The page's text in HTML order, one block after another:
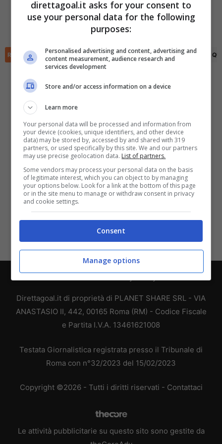
Maksim Glushenkov
(35')
Aleksandr Sobolev (62')
(73')
RIEPILOGO STATISTICHE PRONOSTICI FORMAZIONI CLASSIFICA
Direttagoal.it di proprietà di PLANET SHARE SRL - VIA
ANASTASIO II, 442, 00165 Roma (RM) - Codice Fiscale
e Partita I.V.A. 13461621008
Testata Giornalistica registrata presso il Tribunale di
Roma con n°32/2023 del 15/02/2023
Copyright ©2026 - Tutti i diritti riservati - Contattaci
Le attività pubblicitarie su questo sito sono gestite da
✕
Scarica DirettaGoal!
Scarica su Google Play
direttagoal.it asks for your consent to
use your personal data for the following
purposes:
Personalised advertising and content, advertising and
content measurement, audience research and
services development
Store and/or access information on a device
Learn more
Your personal data will be processed and information from
your device (cookies, unique identifiers, and other device
data) may be stored by, accessed by and shared with 319
partners, or used specifically by this site. We and our partners
may use precise geolocation data. List of partners.
Some vendors may process your personal data on the basis
of legitimate interest, which you can object to by managing
your options below. Look for a link at the bottom of this page
or in the site menu to manage or withdraw consent in privacy
and cookie settings.
Consent
Manage options